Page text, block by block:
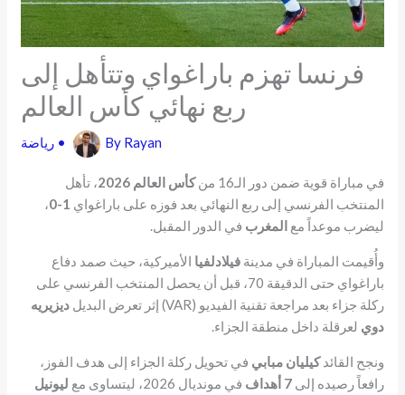
فرنسا تهزم باراغواي وتتأهل إلى
ربع نهائي كأس العالم
رياضة • By Rayan
في مباراة قوية ضمن دور الـ16 من كأس العالم 2026
، تأهل
المنتخب الفرنسي إلى ربع النهائي بعد فوزه على باراغواي 1-0
،
ليضرب موعداً معالمغرب في الدور المقبل.
وأُقيمت المباراة في مدينةفيلادلفيا الأميركية، حيث صمد دفاع
باراغواي حتى الدقيقة 70، قبل أن يحصل المنتخب الفرنسي على
ركلة جزاء بعد مراجعة تقنية الفيديو (VAR) إثر تعرض البديل
ديزيريه
دوي لعرقلة داخل منطقة الجزاء.
ونجح القائدكيليان مبابي في تحويل ركلة الجزاء إلى هدف الفوز،
رافعاً رصيده إلى7 أهداف في مونديال 2026، ليتساوى مع
ليونيل